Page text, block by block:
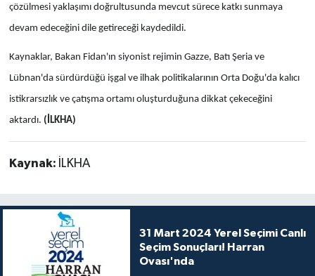
çözülmesi yaklaşımı doğrultusunda mevcut sürece katkı sunmaya
devam edeceğini dile getireceği kaydedildi.
Kaynaklar, Bakan Fidan'ın siyonist rejimin Gazze, Batı Şeria ve
Lübnan'da sürdürdüğü işgal ve ilhak politikalarının Orta Doğu'da kalıcı
istikrarsızlık ve çatışma ortamı oluşturduğuna dikkat çekeceğini
aktardı. (İLKHA)
Kaynak: İLKHA
31 Mart 2024 Yerel Seçimi Canlı
Seçim Sonuçları! Harran
Ovası'nda